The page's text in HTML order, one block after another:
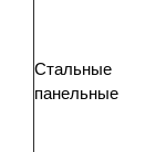
Стальные
панельные